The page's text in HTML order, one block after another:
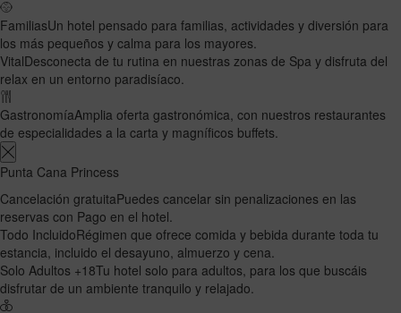
FamiliasUn hotel pensado para familias, actividades y diversión para
los más pequeños y calma para los mayores.
VitalDesconecta de tu rutina en nuestras zonas de Spa y disfruta del
relax en un entorno paradisíaco.
GastronomíaAmplia oferta gastronómica, con nuestros restaurantes
de especialidades a la carta y magníficos buffets.
Punta Cana Princess
Cancelación gratuitaPuedes cancelar sin penalizaciones en las
reservas con Pago en el hotel.
Todo IncluidoRégimen que ofrece comida y bebida durante toda tu
estancia, incluido el desayuno, almuerzo y cena.
Solo Adultos +18Tu hotel solo para adultos, para los que buscáis
disfrutar de un ambiente tranquilo y relajado.